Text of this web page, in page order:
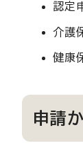
認定
介護
健康
申請